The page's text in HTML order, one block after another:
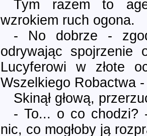
Tym razem to
wzrokiem ruch ogona.
- No dobrze -
odrywając spojrzenie
Lucyferowi w złote
Wszelkiego Robactwa
Skinął głową,
- To... o co chodzi?
nic, co mogłoby ją